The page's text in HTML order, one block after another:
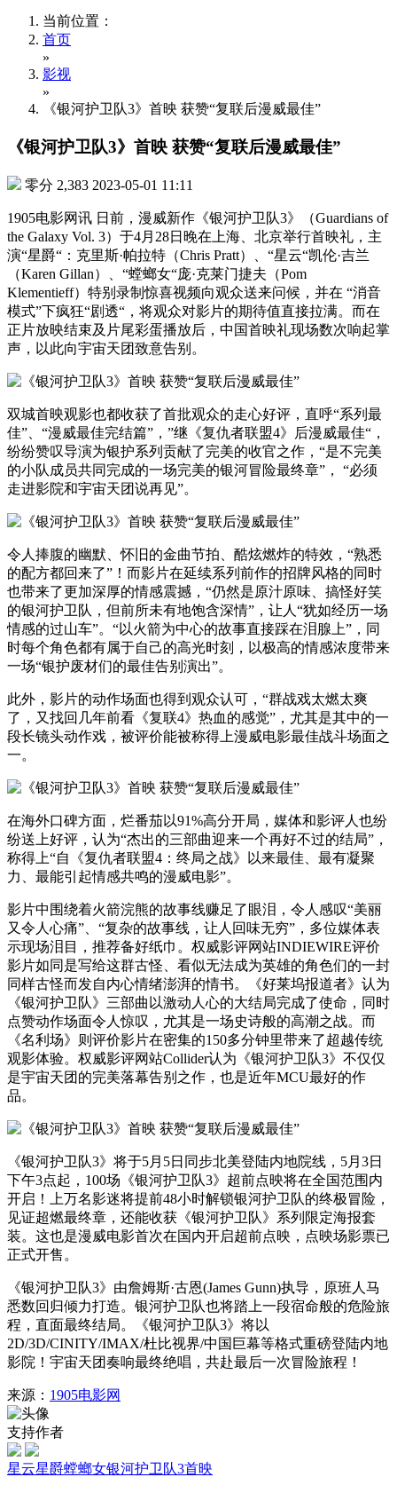
当前位置：
首页
»
影视
»
《银河护卫队3》首映 获赞“复联后漫威最佳”
《银河护卫队3》首映 获赞“复联后漫威最佳”
零分 2,383 2023-05-01 11:11
1905电影网讯 日前，漫威新作《银河护卫队3》（Guardians of
the Galaxy Vol. 3）于4月28日晚在上海、北京举行首映礼，主
演“星爵“：克里斯·帕拉特（Chris Pratt）、“星云“凯伦·吉兰
（Karen Gillan）、“螳螂女“庞·克莱门捷夫（Pom
Klementieff）特别录制惊喜视频向观众送来问候，并在 “消音
模式”下疯狂“剧透“，将观众对影片的期待值直接拉满。而在
正片放映结束及片尾彩蛋播放后，中国首映礼现场数次响起掌
声，以此向宇宙天团致意告别。
双城首映观影也都收获了首批观众的走心好评，直呼“系列最
佳”、“漫威最佳完结篇”，”继《复仇者联盟4》后漫威最佳“，
纷纷赞叹导演为银护系列贡献了完美的收官之作，“是不完美
的小队成员共同完成的一场完美的银河冒险最终章”， “必须
走进影院和宇宙天团说再见”。
令人捧腹的幽默、怀旧的金曲节拍、酷炫燃炸的特效，“熟悉
的配方都回来了”！而影片在延续系列前作的招牌风格的同时
也带来了更加深厚的情感震撼，“仍然是原汁原味、搞怪好笑
的银河护卫队，但前所未有地饱含深情”，让人“犹如经历一场
情感的过山车”。“以火箭为中心的故事直接踩在泪腺上”，同
时每个角色都有属于自己的高光时刻，以极高的情感浓度带来
一场“银护废材们的最佳告别演出”。
此外，影片的动作场面也得到观众认可，“群战戏太燃太爽
了，又找回几年前看《复联4》热血的感觉”，尤其是其中的一
段长镜头动作戏，被评价能被称得上漫威电影最佳战斗场面之
一。
在海外口碑方面，烂番茄以91%高分开局，媒体和影评人也纷
纷送上好评，认为“杰出的三部曲迎来一个再好不过的结局”，
称得上“自《复仇者联盟4：终局之战》以来最佳、最有凝聚
力、最能引起情感共鸣的漫威电影”。
影片中围绕着火箭浣熊的故事线赚足了眼泪，令人感叹“美丽
又令人心痛”、“复杂的故事线，让人回味无穷”，多位媒体表
示现场泪目，推荐备好纸巾。权威影评网站INDIEWIRE评价
影片如同是写给这群古怪、看似无法成为英雄的角色们的一封
同样古怪而发自内心情绪澎湃的情书。《好莱坞报道者》认为
《银河护卫队》三部曲以激动人心的大结局完成了使命，同时
点赞动作场面令人惊叹，尤其是一场史诗般的高潮之战。而
《名利场》则评价影片在密集的150多分钟里带来了超越传统
观影体验。权威影评网站Collider认为《银河护卫队3》不仅仅
是宇宙天团的完美落幕告别之作，也是近年MCU最好的作
品。
《银河护卫队3》将于5月5日同步北美登陆内地院线，5月3日
下午3点起，100场《银河护卫队3》超前点映将在全国范围内
开启！上万名影迷将提前48小时解锁银河护卫队的终极冒险，
见证超燃最终章，还能收获《银河护卫队》系列限定海报套
装。这也是漫威电影首次在国内开启超前点映，点映场影票已
正式开售。
《银河护卫队3》由詹姆斯·古恩(James Gunn)执导，原班人马
悉数回归倾力打造。银河护卫队也将踏上一段宿命般的危险旅
程，直面最终结局。《银河护卫队3》将以
2D/3D/CINITY/IMAX/杜比视界/中国巨幕等格式重磅登陆内地
影院！宇宙天团奏响最终绝唱，共赴最后一次冒险旅程！
来源： 1905电影网
支持作者
星云星爵螳螂女银河护卫队3首映